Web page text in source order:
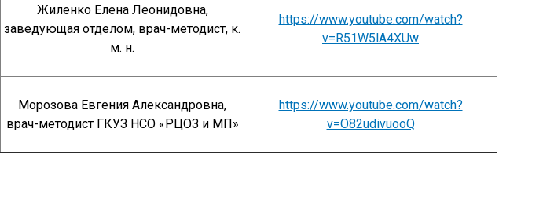
Жиленко Елена Леонидовна,
заведующая отделом, врач-методист, к.
м. н.
https://www.youtube.com/watch?
v=R51W5lA4XUw
Морозова Евгения Александровна,
врач-методист ГКУЗ НСО «РЦОЗ и МП»
https://www.youtube.com/watch?
v=O82udivuooQ